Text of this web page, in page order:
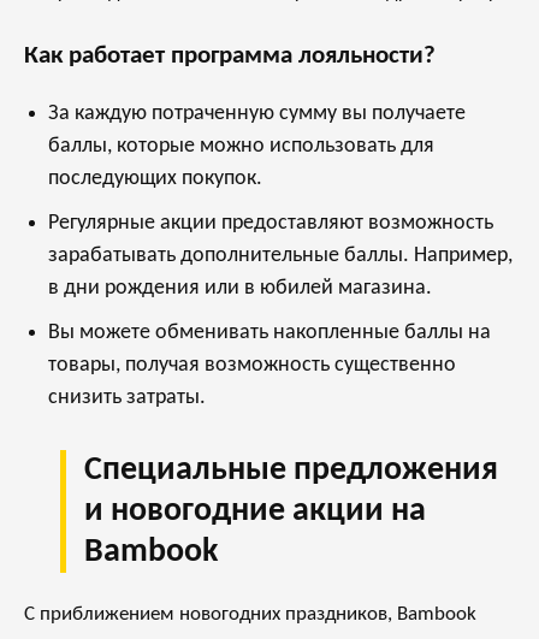
Как работает программа лояльности?
За каждую потраченную сумму вы получаете
баллы, которые можно использовать для
последующих покупок.
Регулярные акции предоставляют возможность
зарабатывать дополнительные баллы. Например,
в дни рождения или в юбилей магазина.
Вы можете обменивать накопленные баллы на
товары, получая возможность существенно
снизить затраты.
Специальные предложения
и новогодние акции на
Bambook
С приближением новогодних праздников, Bambook